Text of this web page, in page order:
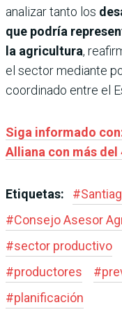
analizar tanto los
que podría
la agricultura,
el sector mediante
coordinado entre el
Siga informado
Alliana con más del
Etiquetas: #
#Consejo Asesor
#sector productivo
#productores #
#planificación